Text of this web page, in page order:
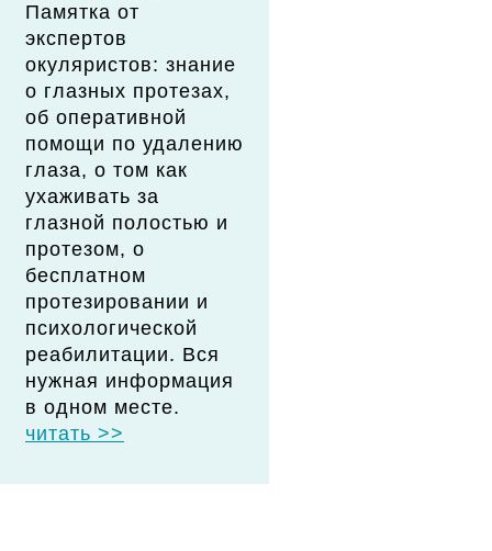
Памятка от
экспертов
окуляристов: знание
о глазных протезах,
об оперативной
помощи по удалению
глаза, о том как
ухаживать за
глазной полостью и
протезом, о
бесплатном
протезировании и
психологической
реабилитации. Вся
нужная информация
в одном месте.
читать >>